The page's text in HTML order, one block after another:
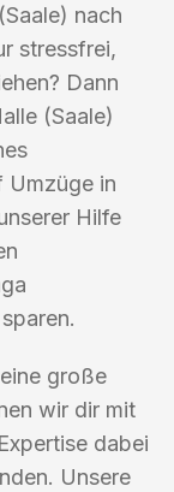
nach
stressfrei,
Dann
(Saale)
Umzüge in
Hilfe
große
wir dir mit
dabei
Unsere